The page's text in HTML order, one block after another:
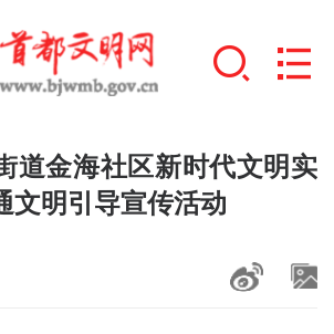
道金海社区新时代文明实
文明引导宣传活动